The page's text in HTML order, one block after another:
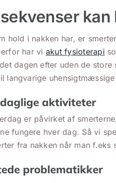
kan
hold i nakken har, er
har vi akut fysioterapi
dagen efter uden de
langvarige
aktiviteter
er påvirket af
fungere hver dag. Så vi
fra nakken når man f.eks
problematikker